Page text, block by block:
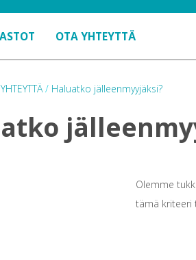
OTA YHTEYTTÄ
/ Haluatko jälleenmyyjäksi?
Olemme
tämä kriteeri